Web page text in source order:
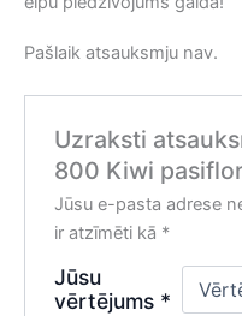
Pašlaik atsauksmju nav.
Uzraksti
800 Kiwi
Jūsu e-pasta adrese
ir atzīmēti kā *
Jūsu
vērtējums *